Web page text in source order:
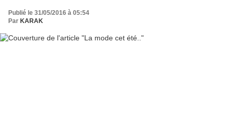
Publié le 31/05/2016 à 05:54
Par KARAK